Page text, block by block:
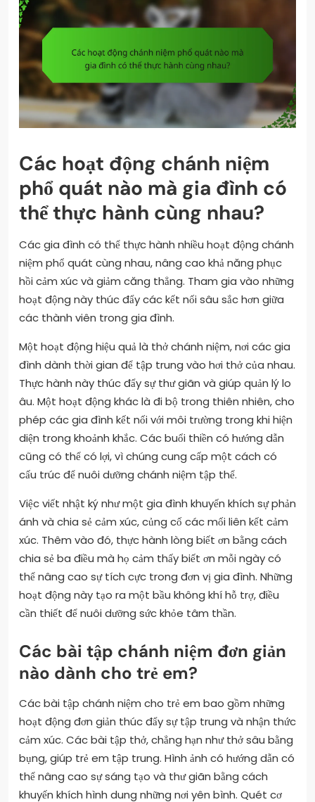
Các hoạt động chánh niệm
phổ quát nào mà gia đình có
thể thực hành cùng nhau?
Các gia đình có thể thực hành nhiều hoạt động chánh
niệm phổ quát cùng nhau, nâng cao khả năng phục
hồi cảm xúc và giảm căng thẳng. Tham gia vào những
hoạt động này thúc đẩy các kết nối sâu sắc hơn giữa
các thành viên trong gia đình.
Một hoạt động hiệu quả là thở chánh niệm, nơi các gia
đình dành thời gian để tập trung vào hơi thở của nhau.
Thực hành này thúc đẩy sự thư giãn và giúp quản lý lo
âu. Một hoạt động khác là đi bộ trong thiên nhiên, cho
phép các gia đình kết nối với môi trường trong khi hiện
diện trong khoảnh khắc. Các buổi thiền có hướng dẫn
cũng có thể có lợi, vì chúng cung cấp một cách có
cấu trúc để nuôi dưỡng chánh niệm tập thể.
Việc viết nhật ký như một gia đình khuyến khích sự phản
ánh và chia sẻ cảm xúc, củng cố các mối liên kết cảm
xúc. Thêm vào đó, thực hành lòng biết ơn bằng cách
chia sẻ ba điều mà họ cảm thấy biết ơn mỗi ngày có
thể nâng cao sự tích cực trong đơn vị gia đình. Những
hoạt động này tạo ra một bầu không khí hỗ trợ, điều
cần thiết để nuôi dưỡng sức khỏe tâm thần.
Các bài tập chánh niệm đơn giản
nào dành cho trẻ em?
Các bài tập chánh niệm cho trẻ em bao gồm những
hoạt động đơn giản thúc đẩy sự tập trung và nhận thức
cảm xúc. Các bài tập thở, chẳng hạn như thở sâu bằng
bụng, giúp trẻ em tập trung. Hình ảnh có hướng dẫn có
thể nâng cao sự sáng tạo và thư giãn bằng cách
khuyến khích hình dung những nơi yên bình. Quét cơ